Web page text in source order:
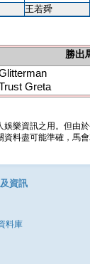
王若舜
勝出
Greta
樂資訊之用。但由
料盡可能準確，馬
資訊
料庫